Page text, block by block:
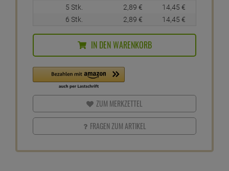
5 Stk.
2,89 € 14,45 €
6 Stk.
2,89 € 14,45 €
IN DEN WARENKORB
ZUM MERKZETTEL
FRAGEN ZUM ARTIKEL